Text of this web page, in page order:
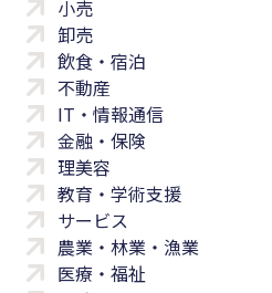
小売
卸売
飲食・宿泊
不動産
IT・情報通信
金融・保険
理美容
教育・学術支援
サービス
農業・林業・漁業
医療・福祉